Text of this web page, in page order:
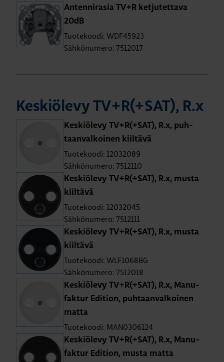
An­ten­ni­ra­sia TV+R ket­ju­tet­ta­va
20dB
Tuotekoodi: WDF45923
Sähkönumero: 7512017
Kes­kiö­le­vy TV+R(+SAT), R.x
Kes­kiö­le­vy TV+R(+SAT), R.x, puh­
taan­val­koi­nen kiil­tä­vä
Tuotekoodi: 12032089
Sähkönumero: 7512110
Kes­kiö­le­vy TV+R(+SAT), R.x, musta
kiil­tä­vä
Tuotekoodi: 12032045
Sähkönumero: 7512111
Kes­kiö­le­vy TV+R(+SAT), R.x, musta
kiil­tä­vä
Tuotekoodi: WLF1068BG
Sähkönumero: 7512018
Kes­kiö­le­vy TV+R(+SAT), R.x, Ma­nu­
fak­tur Edi­tion, puh­taan­val­koi­nen
matta
Tuotekoodi: MAN0306124
Kes­kiö­le­vy TV+R(+SAT), R.x, Ma­nu­
fak­tur Edi­tion, musta matta